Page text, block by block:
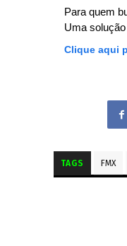
Para quem
Uma
Clique aqui
TAGS FMX